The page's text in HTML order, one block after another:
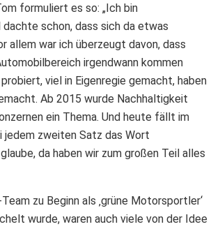
formuliert es so: „Ich bin
schon, dass sich da etwas
allem war ich überzeugt davon, dass
irgendwann kommen
viel in Eigenregie gemacht, haben
Ab 2015 wurde Nachhaltigkeit
ein Thema. Und heute fällt im
jedem zweiten Satz das Wort
da haben wir zum großen Teil alles
zu Beginn als ‚grüne Motorsportler‘
wurde, waren auch viele von der Idee